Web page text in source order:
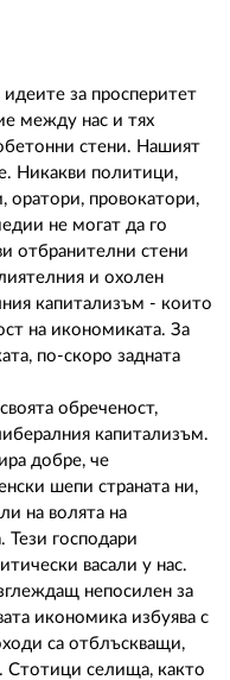
за просперитет
между нас и тях
стени. Нашият
Никакви политици,
оратори, провокатори,
не могат да го
отбранителни стени
и охолен
капитализъм - които
на икономиката. За
по-скоро задната
обреченост,
капитализъм.
добре, че
шепи страната ни,
на волята на
Тези господари
васали у нас.
непосилен за
икономика избуява с
са отблъскващи,
Стотици селища, както